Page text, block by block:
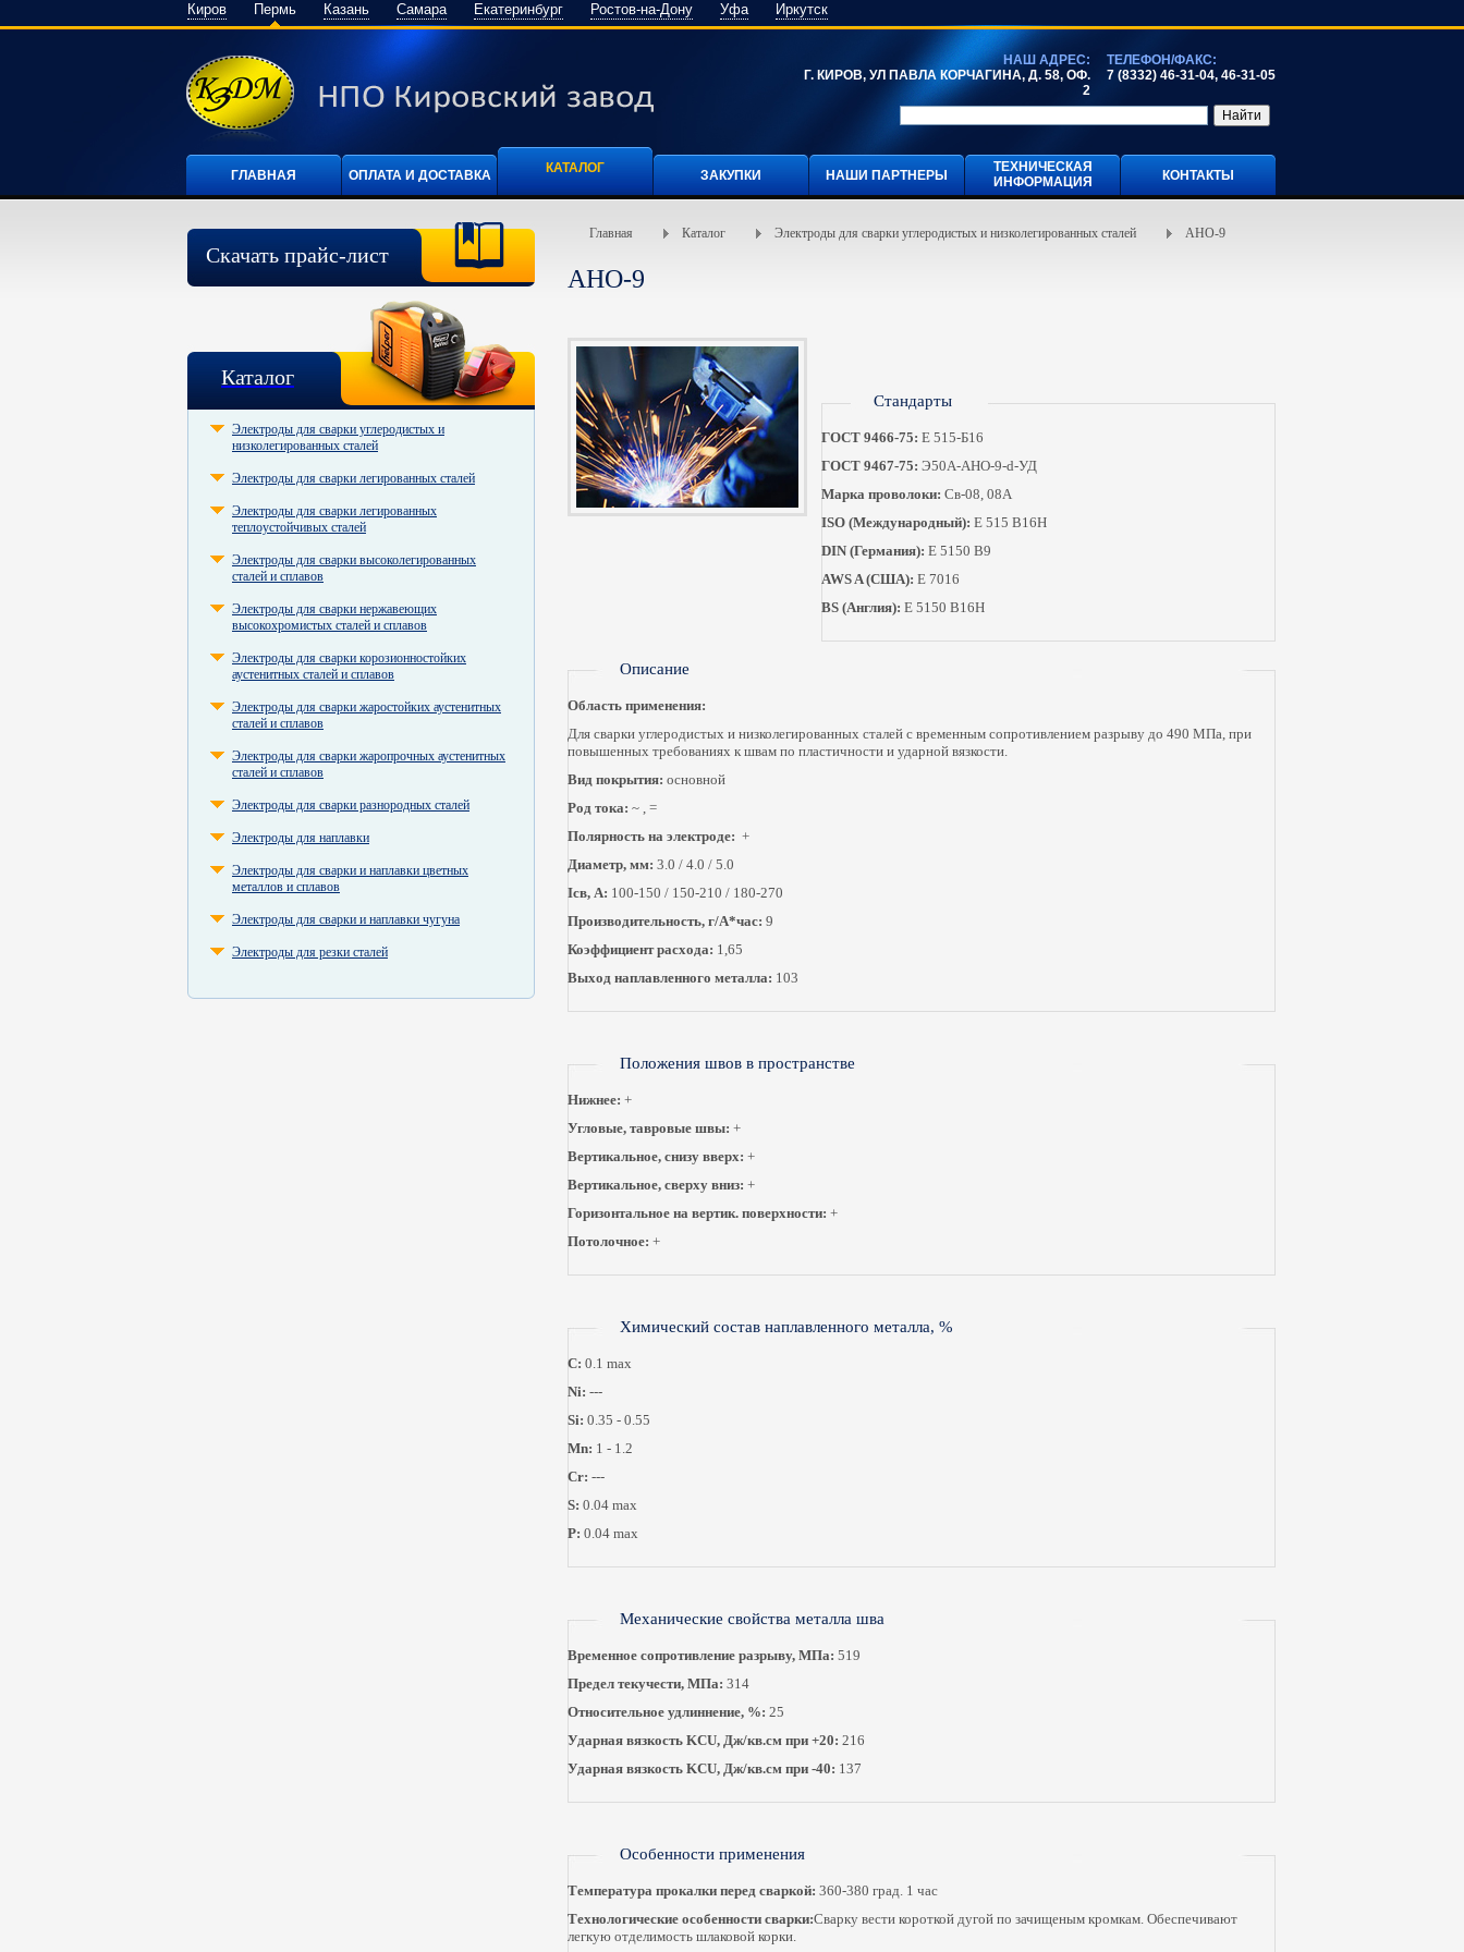
Киров Пермь Казань Самара Екатеринбург Ростов-на-Дону Уфа Иркутск
НАШ АДРЕС:
Г. КИРОВ, УЛ ПАВЛА КОРЧАГИНА, Д. 58, ОФ.
2
ТЕЛЕФОН/ФАКС:
7 (8332) 46-31-04, 46-31-05
ГЛАВНАЯ ОПЛАТА И ДОСТАВКА КАТАЛОГ ЗАКУПКИ НАШИ ПАРТНЕРЫ
ТЕХНИЧЕСКАЯ
ИНФОРМАЦИЯ
КОНТАКТЫ
Скачать прайс-лист
Каталог
Электроды для сварки углеродистых и
низколегированных сталей
Электроды для сварки легированных сталей
Электроды для сварки легированных
теплоустойчивых сталей
Электроды для сварки высоколегированных
сталей и сплавов
Электроды для сварки нержавеющих
высокохромистых сталей и сплавов
Электроды для сварки корозионностойких
аустенитных сталей и сплавов
Электроды для сварки жаростойких аустенитных
сталей и сплавов
Электроды для сварки жаропрочных аустенитных
сталей и сплавов
Электроды для сварки разнородных сталей
Электроды для наплавки
Электроды для сварки и наплавки цветных
металлов и сплавов
Электроды для сварки и наплавки чугуна
Электроды для резки сталей
Главная Каталог Электроды для сварки углеродистых и низколегированных сталей АНО-9
АНО-9
Стандарты
ГОСТ 9466-75: Е 515-Б16
ГОСТ 9467-75: Э50А-АНО-9-d-УД
Марка проволоки: Св-08, 08А
ISO (Международный): E 515 B16H
DIN (Германия): E 5150 B9
AWS A (США): E 7016
BS (Англия): E 5150 B16H
Описание
Область применения:
Для сварки углеродистых и низколегированных сталей с временным сопротивлением разрыву до 490 МПа, при
повышенных требованиях к швам по пластичности и ударной вязкости.
Вид покрытия: основной
Род тока: ~ , =
Полярность на электроде: +
Диаметр, мм: 3.0 / 4.0 / 5.0
Ісв, А: 100-150 / 150-210 / 180-270
Производительность, г/А*час: 9
Коэффициент расхода: 1,65
Выход наплавленного металла: 103
Положения швов в пространстве
Нижнее: +
Угловые, тавровые швы: +
Вертикальное, снизу вверх: +
Вертикальное, сверху вниз: +
Горизонтальное на вертик. поверхности: +
Потолочное: +
Химический состав наплавленного металла, %
C: 0.1 max
Ni: ---
Si: 0.35 - 0.55
Mn: 1 - 1.2
Cr: ---
S: 0.04 max
P: 0.04 max
Механические свойства металла шва
Временное сопротивление разрыву, МПа: 519
Предел текучести, МПа: 314
Относительное удлиннение, %: 25
Ударная вязкость KCU, Дж/кв.см при +20: 216
Ударная вязкость KCU, Дж/кв.см при -40: 137
Особенности применения
Температура прокалки перед сваркой: 360-380 град. 1 час
Технологические особенности сварки:Сварку вести короткой дугой по зачищеным кромкам. Обеспечивают
легкую отделимость шлаковой корки.